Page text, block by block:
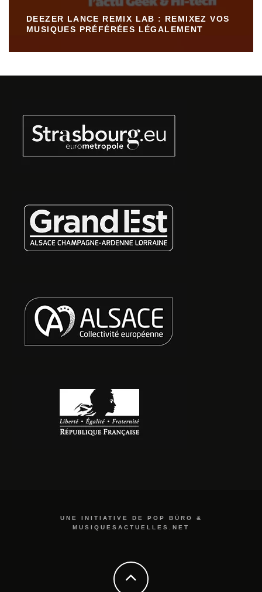
DEEZER LANCE REMIX LAB : REMIXEZ VOS
MUSIQUES PRÉFÉRÉES LÉGALEMENT
UNE INITIATIVE DE POP BÜRO &
MUSIQUESACTUELLES.NET